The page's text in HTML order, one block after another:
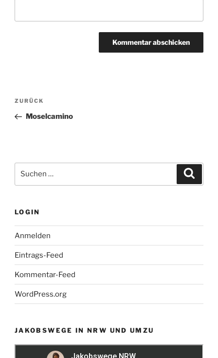
Beitragsnavigation
Vorheriger
Beitrag
ZURÜCK
Moselcamino
nach:
LOGIN
Anmelden
Eintrags-Feed
Kommentar-Feed
WordPress.org
JAKOBSWEGE IN NRW UND UMZU